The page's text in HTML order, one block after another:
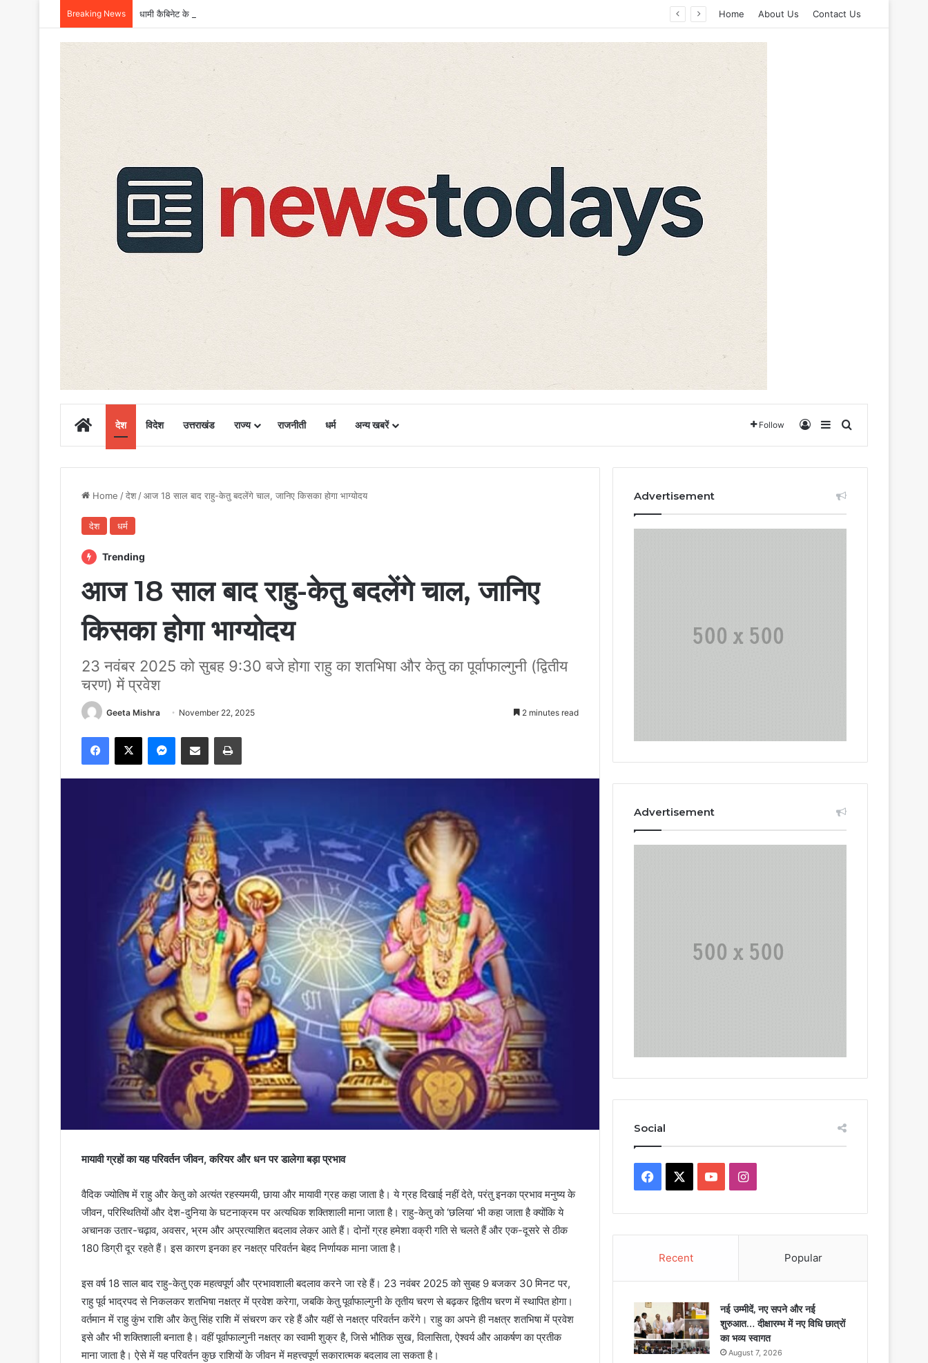
Breaking News धामी कैबिनेट के बड़े फैसले: हाईकोर्ट के लिए गौलापार में 30 हेक्टेयर जमीन, क्रीड़ा विश्वविद्यालय को 122 पदों की मंजूरी Home About Us Contact Us
Homeदेश विदेश उत्तराखंड राज्य राजनीती धर्म अन्य खबरें Follow Log InSidebarSearch for
Home /देश /आज 18 साल बाद राहु-केतु बदलेंगे चाल, जानिए किसका होगा भाग्योदय
देश धर्म
Trending
आज 18 साल बाद राहु-केतु बदलेंगे चाल, जानिए
किसका होगा भाग्योदय
23 नवंबर 2025 को सुबह 9:30 बजे होगा राहु का शतभिषा और केतु का पूर्वाफाल्गुनी (द्वितीय
चरण) में प्रवेश
Geeta Mishra November 22, 2025 2 minutes read
Facebook
X Messenger
Share via Email Print
मायावी ग्रहों का यह परिवर्तन जीवन, करियर और धन पर डालेगा बड़ा प्रभाव
वैदिक ज्योतिष में राहु और केतु को अत्यंत रहस्यमयी, छाया और मायावी ग्रह कहा जाता है। ये ग्रह दिखाई नहीं देते, परंतु इनका प्रभाव मनुष्य के
जीवन, परिस्थितियों और देश-दुनिया के घटनाक्रम पर अत्यधिक शक्तिशाली माना जाता है। राहु-केतु को ‘छलिया’ भी कहा जाता है क्योंकि ये
अचानक उतार-चढ़ाव, अवसर, भ्रम और अप्रत्याशित बदलाव लेकर आते हैं। दोनों ग्रह हमेशा वक्री गति से चलते हैं और एक-दूसरे से ठीक
180 डिग्री दूर रहते हैं। इस कारण इनका हर नक्षत्र परिवर्तन बेहद निर्णायक माना जाता है।
इस वर्ष 18 साल बाद राहु-केतु एक महत्वपूर्ण और प्रभावशाली बदलाव करने जा रहे हैं। 23 नवंबर 2025 को सुबह 9 बजकर 30 मिनट पर,
राहु पूर्व भाद्रपद से निकलकर शतभिषा नक्षत्र में प्रवेश करेगा, जबकि केतु पूर्वाफाल्गुनी के तृतीय चरण से बढ़कर द्वितीय चरण में स्थापित होगा।
वर्तमान में राहु कुंभ राशि और केतु सिंह राशि में संचरण कर रहे हैं और यहीं से नक्षत्र परिवर्तन करेंगे। राहु का अपने ही नक्षत्र शतभिषा में प्रवेश
इसे और भी शक्तिशाली बनाता है। वहीं पूर्वाफाल्गुनी नक्षत्र का स्वामी शुक्र है, जिसे भौतिक सुख, विलासिता, ऐश्वर्य और आकर्षण का प्रतीक
माना जाता है। ऐसे में यह परिवर्तन कुछ राशियों के जीवन में महत्त्वपूर्ण सकारात्मक बदलाव ला सकता है।
Advertisement
Advertisement
Social
Facebook YouTubeInstagram
Recent Popular
नई उम्मीदें, नए सपने और नई
शुरुआत… दीक्षारम्भ में नए विधि छात्रों
का भव्य स्वागत
August 7, 2026